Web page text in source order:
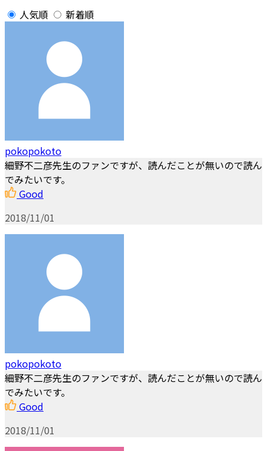
人気順 新着順
pokopokoto
細野不二彦先生のファンですが、読んだことが無いので読ん
でみたいです。
Good
2018/11/01
pokopokoto
細野不二彦先生のファンですが、読んだことが無いので読ん
でみたいです。
Good
2018/11/01